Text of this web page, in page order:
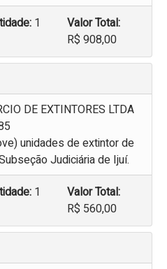
1
Valor Total:
R$ 908,00
DE EXTINTORES LTDA
unidades de extintor de
Judiciária de Ijuí.
1
Valor Total:
R$ 560,00